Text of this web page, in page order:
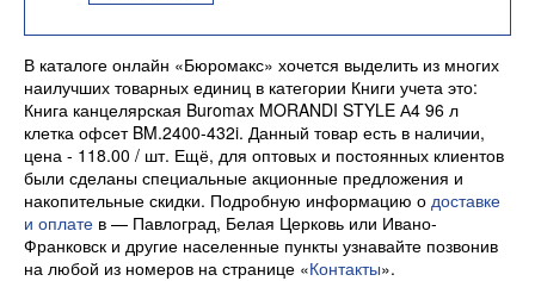
В каталоге онлайн «Бюромакс» хочется выделить из многих
наилучших товарных единиц в категории Книги учета это:
Книга канцелярская Buromax MORANDI STYLE А4 96 л
клетка офсет BM.2400-432i. Данный товар есть в наличии,
цена - 118.00 / шт. Ещё, для оптовых и постоянных клиентов
были сделаны специальные акционные предложения и
накопительные скидки. Подробную информацию о доставке
и оплате в — Павлоград, Белая Церковь или Ивано-
Франковск и другие населенные пункты узнавайте позвонив
на любой из номеров на странице «Контакты».